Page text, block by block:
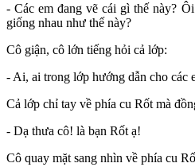
- Các em đang vẽ cái gì thế này?
giống nhau như thế này?
Cô giận, cô lớn tiếng hỏi cả lớp:
- Ai, ai trong lớp hướng dẫn cho các
Cả lớp chỉ tay về phía cu Rốt mà
- Dạ thưa cô! là bạn Rốt ạ!
Cô quay mặt sang nhìn về phía cu